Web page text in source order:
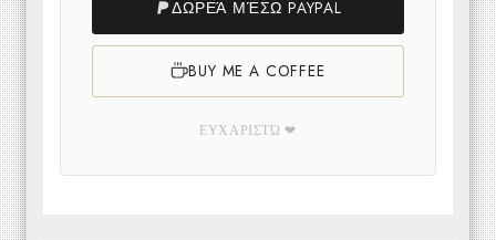
ΔΩΡΕΆ ΜΈΣΩ PAYPAL
BUY ME A COFFEE
ΕΥΧΑΡΙΣΤΏ ❤